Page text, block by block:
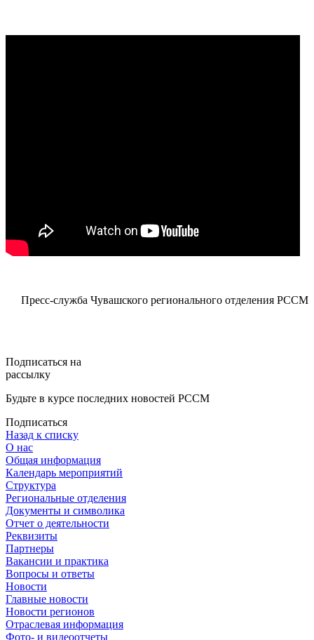
Пресс-служба Чувашского регионального отделения РССМ
Подписаться на
рассылку
Будьте в курсе последних новостей РССМ
Подписаться
Назад к списку
О нас
Общая информация
Календарь мероприятий
Структура
Региональные отделения
Документы и символика
Отчет о деятельности
Реквизиты
Партнеры
Вакансии и практика
Вопросы и ответы
Новости
Главные новости
Новости регионов
Отраслевая информация
Фото- и видеоотчеты